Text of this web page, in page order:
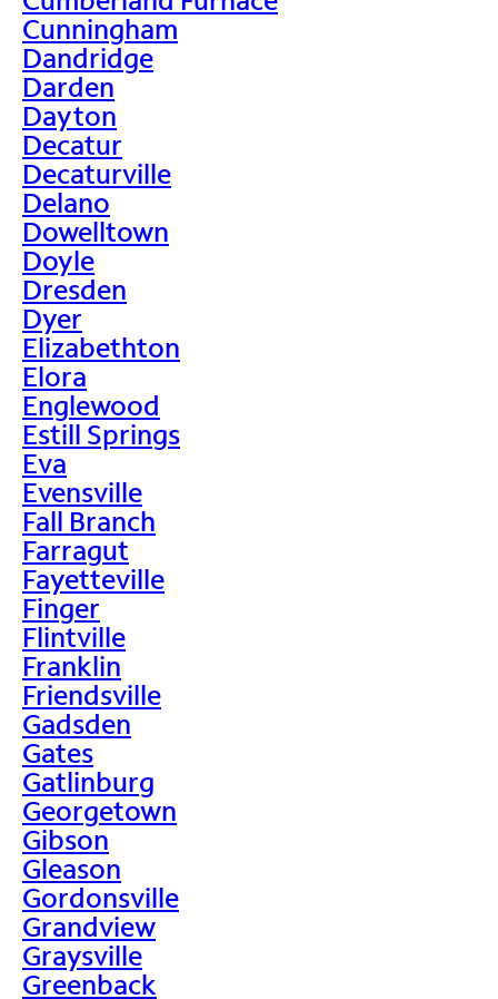
Cunningham
Dandridge
Darden
Dayton
Decatur
Decaturville
Delano
Dowelltown
Doyle
Dresden
Dyer
Elizabethton
Elora
Englewood
Estill Springs
Eva
Evensville
Fall Branch
Farragut
Fayetteville
Finger
Flintville
Franklin
Friendsville
Gadsden
Gates
Gatlinburg
Georgetown
Gibson
Gleason
Gordonsville
Grandview
Graysville
Greenback